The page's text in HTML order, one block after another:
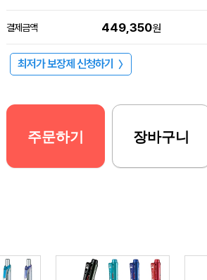
결제금액 449,350원
최저가 보장제 신청하기 〉
주문하기 장바구니